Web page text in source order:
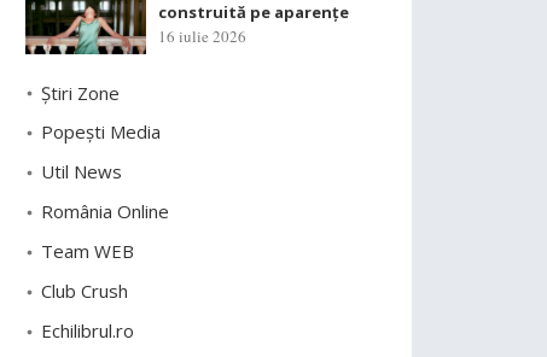
construită pe aparențe
16 iulie 2026
Știri Zone
Popești Media
Util News
România Online
Team WEB
Club Crush
Echilibrul.ro